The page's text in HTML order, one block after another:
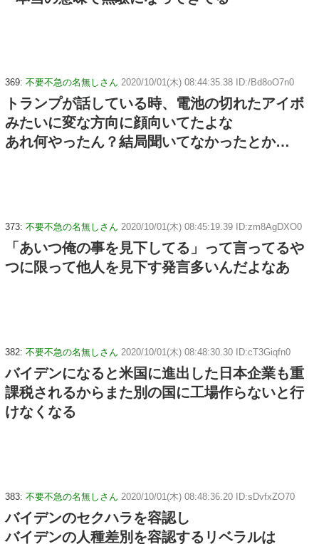
369: 不要不急の名無しさん 2020/10/01(木) 08:44:35.38 ID:/Bd8oO7n0
トランプが話している時、電池の切れたアイボ
みたいに変な方向に顔向いてたよな
あれ何やったん？結局聞いてなかったとか…
373: 不要不急の名無しさん 2020/10/01(木) 08:45:19.39 ID:zm8AgDXO0
「あいつ俺の事を見下してる」って言ってるや
つに限って他人を見下す発言多いんだよなあ
382: 不要不急の名無しさん 2020/10/01(木) 08:48:30.30 ID:cT3Giqfn0
バイデンになると米国に進出した日本企業も重
課税されるからまた別の国に工場作らないと行
けなくなる
383: 不要不急の名無しさん 2020/10/01(木) 08:48:36.20 ID:sDvfxZO70
バイデンのセクハラを容認し
バイデンの人種差別を容認するリベラルは